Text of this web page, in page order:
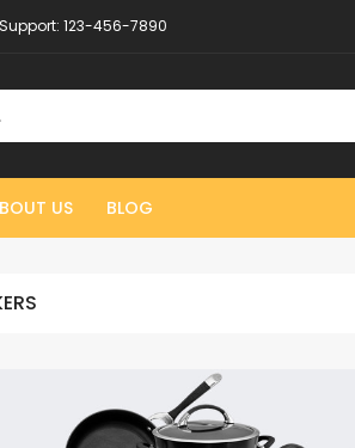
123-456-7890
US BLOG